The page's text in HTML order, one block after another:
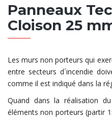
Panneaux
Cloison 25
Les murs non porteurs qui
entre secteurs d´incendie
comme il est indiqué dans la
Quand dans la réalisation
éléments non porteurs (partir